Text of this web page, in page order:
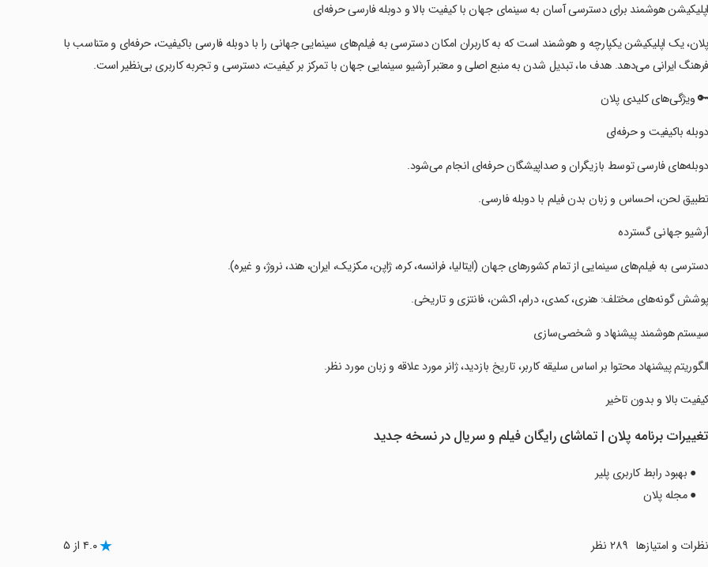
‏‏‏‏اپلیکیشن هوشمند برای دسترسی آسان به سینمای جهان با کیفیت بالا و دوبله فارسی حرفه‌ای
‏‏‏‏پلان، یک اپلیکیشن یکپارچه و هوشمند است که به کاربران امکان دسترسی به فیلم‌های سینمایی جهانی را با دوبله فارسی باکیفیت، حرفه‌ای و متناسب با
فرهنگ ایرانی می‌دهد. هدف ما، تبدیل شدن به منبع اصلی و معتبر آرشیو سینمایی جهان با تمرکز بر کیفیت، دسترسی و تجربه کاربری بی‌نظیر است.
‏‏‏‏🔑 ویژگی‌های کلیدی پلان
‏‏‏‏دوبله باکیفیت و حرفه‌ای
‏‏‏‏دوبله‌های فارسی توسط بازیگران و صداپیشگان حرفه‌ای انجام می‌شود.
‏‏‏‏تطبیق لحن، احساس و زبان بدن فیلم با دوبله فارسی.
‏‏‏‏آرشیو جهانی گسترده
‏‏‏‏دسترسی به فیلم‌های سینمایی از تمام کشورهای جهان (ایتالیا، فرانسه، کره، ژاپن، مکزیک، ایران، هند، نروژ، و غیره).
‏‏‏‏پوشش گونه‌های مختلف: هنری، کمدی، درام، اکشن، فانتزی و تاریخی.
‏‏‏‏سیستم هوشمند پیشنهاد و شخصی‌سازی
‏‏‏‏الگوریتم پیشنهاد محتوا بر اساس سلیقه کاربر، تاریخ بازدید، ژانر مورد علاقه و زبان مورد نظر.
‏‏‏‏کیفیت بالا و بدون تاخیر
تغییرات برنامه ‏‏‏‏پلان | تماشای رایگان فیلم و سریال در نسخه جدید
● بهبود رابط کاربری پلیر
● مجله پلان
نظرات و امتیازها ۴.۰ از ۵